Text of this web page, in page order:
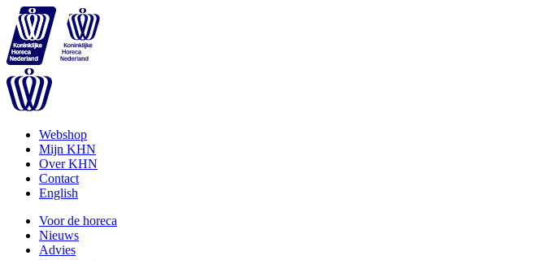
Webshop
Mijn KHN
Over KHN
Contact
English
Voor de horeca
Nieuws
Advies